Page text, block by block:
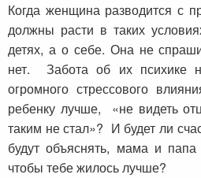
Когда женщина разводится с
должны расти в таких
детях, а о себе. Она не
нет. Забота об их психике
огромного стрессового
ребенку лучше, «не видеть
таким не стал»? И будет ли
будут объяснять, мама и
чтобы тебе жилось лучше?